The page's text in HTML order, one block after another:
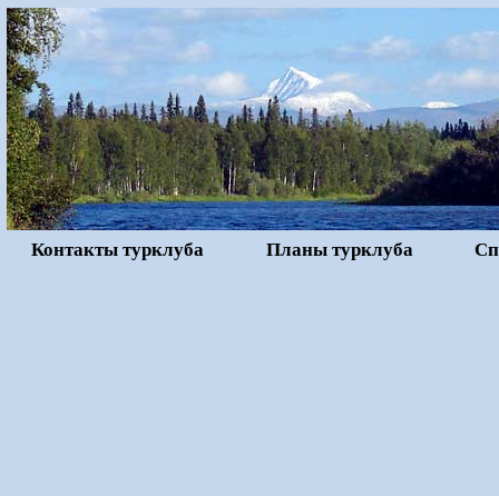
Контакты турклуба Планы турклуба